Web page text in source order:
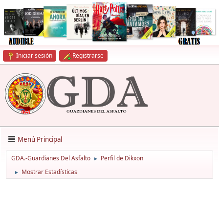
Iniciar sesión Registrarse
Menú Principal
GDA.-Guardianes Del Asfalto ► Perfil de Dikxon
► Mostrar Estadísticas